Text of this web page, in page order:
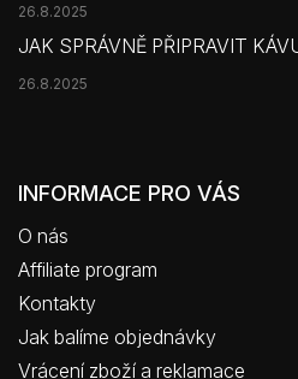
26.8.2025
JAK SPRÁVNĚ PŘIPRAVIT
26.8.2025
INFORMACE PRO VÁS
O nás
Affiliate program
Kontakty
Jak balíme objednávky
Vrácení zboží a reklamace